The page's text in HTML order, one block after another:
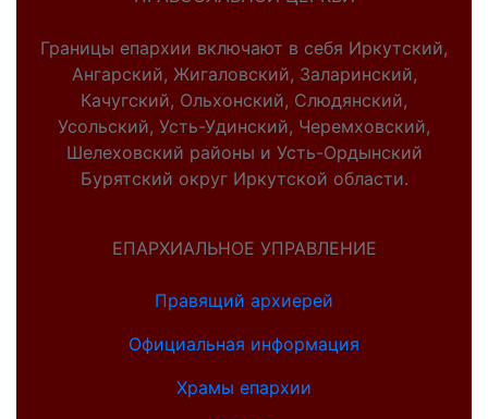
Границы епархии включают в себя Иркутский,
Ангарский, Жигаловский, Заларинский,
Качугский, Ольхонский, Слюдянский,
Усольский, Усть-Удинский, Черемховский,
Шелеховский районы и Усть-Ордынский
Бурятский округ Иркутской области.
ЕПАРХИАЛЬНОЕ УПРАВЛЕНИЕ
Правящий архиерей
Официальная информация
Храмы епархии